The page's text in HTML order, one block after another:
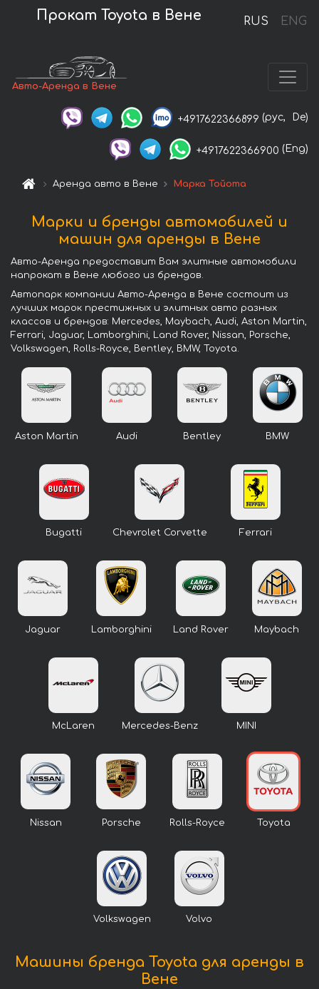
RUS ENG
Прокат Toyota в Вене
Авто-Аренда в Вене
+4917622366899 (рус, De)
+4917622366900 (Eng)
Аренда авто в Вене Марка Тойота
Марки и бренды автомобилей и
машин для аренды в Вене
Авто-Аренда предоставит Вам элитные автомобили
напрокат в Вене любого из брендов.
Автопарк компании Авто-Аренда в Вене состоит из
лучших марок престижных и элитных авто разных
классов и брендов: Mercedes, Maybach, Audi, Aston Martin,
Ferrari, Jaguar, Lamborghini, Land Rover, Nissan, Porsche,
Volkswagen, Rolls-Royce, Bentley, BMW, Toyota.
Aston Martin Audi Bentley BMW
Bugatti Chevrolet Corvette Ferrari
Jaguar Lamborghini Land Rover Maybach
McLaren Mercedes-Benz MINI
Nissan Porsche Rolls-Royce Toyota
Volkswagen Volvo
Машины бренда Toyota для аренды в
Вене